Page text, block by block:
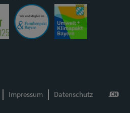
Impressum Datenschutz